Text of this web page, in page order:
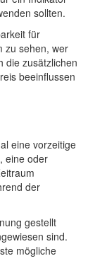
sollten.
für
zu sehen, wer
die zusätzlichen
beeinflussen
eine vorzeitige
eine oder
der
gestellt
sind.
mögliche